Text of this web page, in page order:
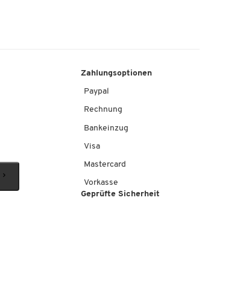
Zahlungsoptionen
Paypal
Rechnung
Bankeinzug
Visa
Mastercard
Vorkasse
Geprüfte Sicherheit